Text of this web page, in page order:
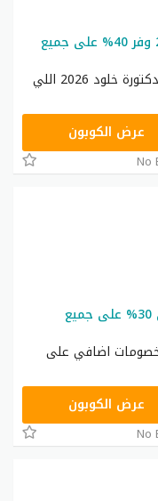
أحدث كود خصم نون دكتوره خلود 2026 وفر 40% على جميع
استمتع بأحدث عروض نون مع كود خصم دكتورة خلود 2026 اللي
عرض الكوبون
No
كود خصم نون افنان الباتل خصم اضافي 30% على جميع
خصومات اضافي على
عرض الكوبون
No